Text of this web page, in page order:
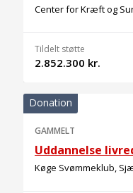
Center for Kræft og
Tildelt støtte
2.852.300 kr.
Donation
GAMMELT
Uddannelse
Køge Svømmeklub,